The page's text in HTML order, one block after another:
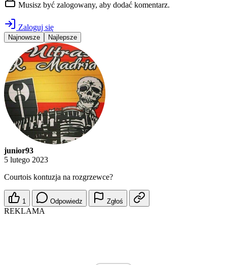
Musisz być zalogowany, aby dodać komentarz.
Zaloguj się
Najnowsze Najlepsze
junior93
5 lutego 2023
Courtois kontuzja na rozgrzewce?
1 Odpowiedz Zgłoś
REKLAMA